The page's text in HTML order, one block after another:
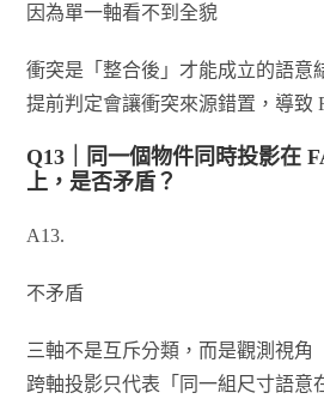
因為單一軸看不到全貌
衝突是「整合後」才能成立的語意
提前判定會讓衝突來源錯置，導致
Q13｜同一個物件同時投影在
上，是否矛盾？
A13.
不矛盾
三軸不是互斥分類，而是觀測視角
跨軸投影只代表「同一組尺寸語意